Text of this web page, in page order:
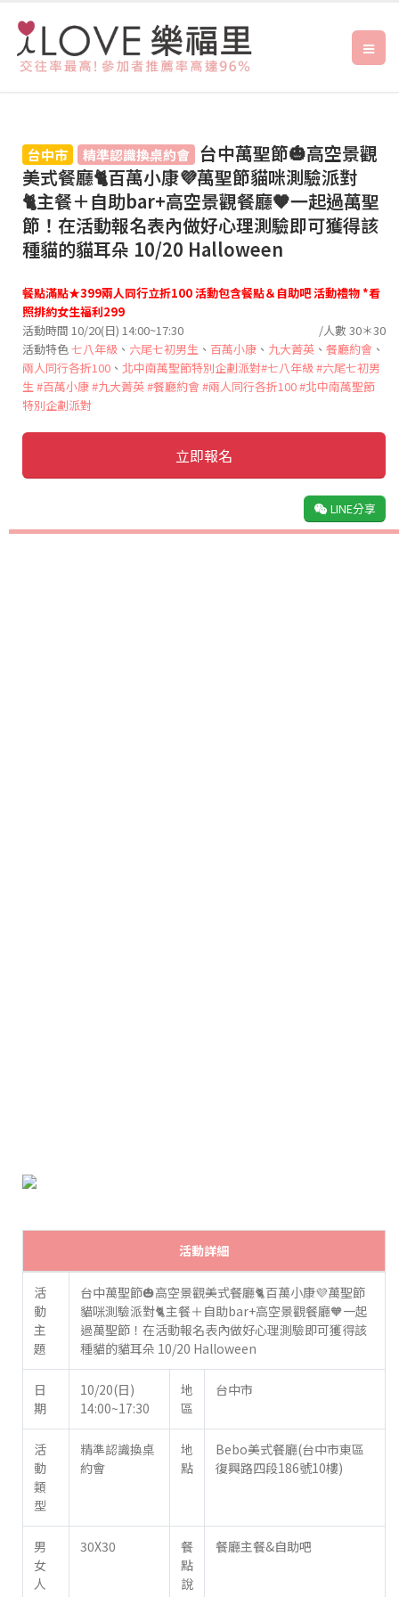
台中市 精準認識換桌約會 台中萬聖節🎃高空景觀
美式餐廳🐈‍百萬小康💜萬聖節貓咪測驗派對
🐈‍主餐＋自助bar+高空景觀餐廳🧡一起過萬聖
節！在活動報名表內做好心理測驗即可獲得該
種貓的貓耳朵 10/20 Halloween
餐點滿點★399兩人同行立折100 活動包含餐點＆自助吧 活動禮物 *看
照排約女生福利299
活動時間 10/20(日) 14:00~17:30
/人數 30＊30
活動特色七八年級 、 六尾七初男生 、 百萬小康 、 九大菁英 、 餐廳約會 、
兩人同行各折100 、 北中南萬聖節特別企劃派對#七八年級#六尾七初男
生#百萬小康#九大菁英#餐廳約會#兩人同行各折100#北中南萬聖節
特別企劃派對
立即報名
LINE分享
活動詳細
活
動
主
題
台中萬聖節🎃高空景觀美式餐廳🐈‍百萬小康💜萬聖節
貓咪測驗派對🐈‍主餐＋自助bar+高空景觀餐廳🧡一起
過萬聖節！在活動報名表內做好心理測驗即可獲得該
種貓的貓耳朵 10/20 Halloween
日
期
10/20(日)
14:00~17:30
地
區
台中市
活
動
類
型
精準認識換桌
約會
地
點
Bebo美式餐廳(台中市東區
復興路四段186號10樓)
男
女
人
30X30
餐
點
說
餐廳主餐&自助吧